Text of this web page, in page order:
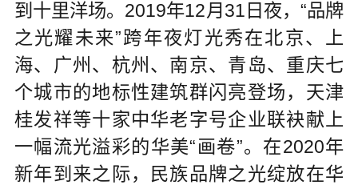
到十里洋场。2019年12月31日夜，“品牌
之光耀未来”跨年夜灯光秀在北京、上
海、广州、杭州、南京、青岛、重庆七
个城市的地标性建筑群闪亮登场，天津
桂发祥等十家中华老字号企业联袂献上
一幅流光溢彩的华美“画卷”。在2020年
新年到来之际，民族品牌之光绽放在华